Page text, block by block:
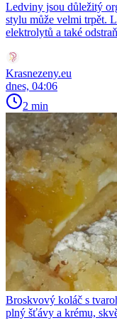
Ledviny jsou důležitý
stylu může velmi trpět.
elektrolytů a také
Krasnezeny.eu
dnes, 04:06
2 min
Broskvový koláč s
plný šťávy a krému,